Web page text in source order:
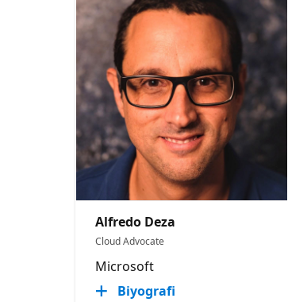
Alfredo Deza
Cloud Advocate
Microsoft
Biyografi